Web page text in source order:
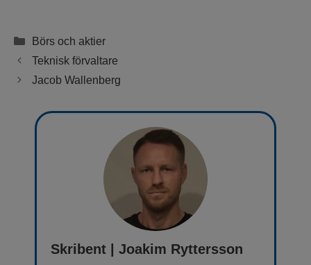
Kategorier
Börs och aktier
Teknisk förvaltare
Jacob Wallenberg
Skribent | Joakim Ryttersson